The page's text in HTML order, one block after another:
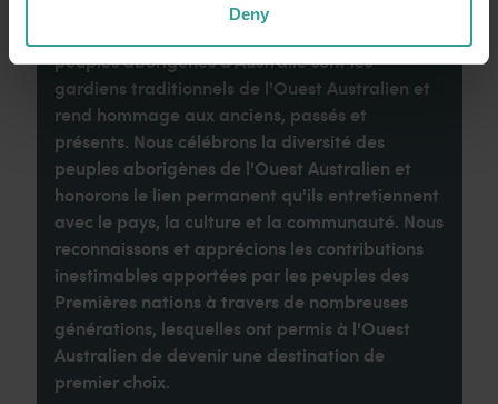
Deny
peuples aborigènes d'Australie sont les
gardiens traditionnels de l'Ouest Australien et
rend hommage aux anciens, passés et
présents. Nous célébrons la diversité des
peuples aborigènes de l'Ouest Australien et
honorons le lien permanent qu'ils entretiennent
avec le pays, la culture et la communauté. Nous
reconnaissons et apprécions les contributions
inestimables apportées par les peuples des
Premières nations à travers de nombreuses
générations, lesquelles ont permis à l'Ouest
Australien de devenir une destination de
premier choix.